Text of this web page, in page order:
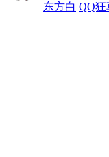
东方白 QQ狂